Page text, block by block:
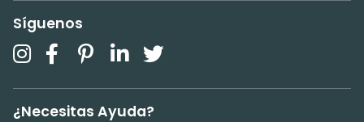
Síguenos
¿Necesitas Ayuda?